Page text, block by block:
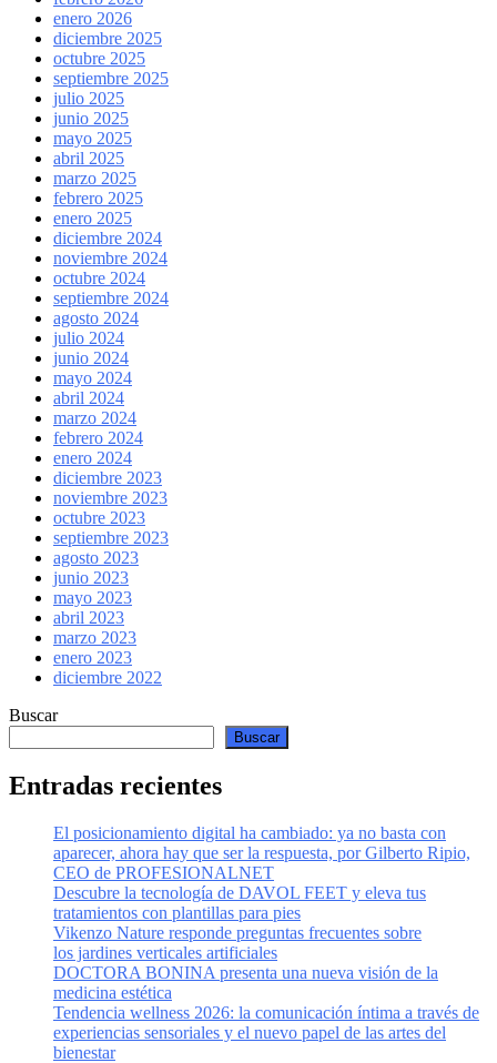
enero 2026
diciembre 2025
octubre 2025
septiembre 2025
julio 2025
junio 2025
mayo 2025
abril 2025
marzo 2025
febrero 2025
enero 2025
diciembre 2024
noviembre 2024
octubre 2024
septiembre 2024
agosto 2024
julio 2024
junio 2024
mayo 2024
abril 2024
marzo 2024
febrero 2024
enero 2024
diciembre 2023
noviembre 2023
octubre 2023
septiembre 2023
agosto 2023
junio 2023
mayo 2023
abril 2023
marzo 2023
enero 2023
diciembre 2022
Buscar
Buscar
Entradas recientes
El posicionamiento digital ha cambiado: ya no basta con
aparecer, ahora hay que ser la respuesta, por Gilberto Ripio,
CEO de PROFESIONALNET
Descubre la tecnología de DAVOL FEET y eleva tus
tratamientos con plantillas para pies
Vikenzo Nature responde preguntas frecuentes sobre
los jardines verticales artificiales
DOCTORA BONINA presenta una nueva visión de la
medicina estética
Tendencia wellness 2026: la comunicación íntima a través de
experiencias sensoriales y el nuevo papel de las artes del
bienestar